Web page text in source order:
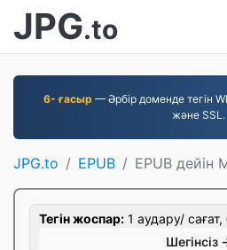
JPG.to
6- ғасыр — Әрбір доменде тегін
және SSL.
JPG.to EPUB EPUB дейін
Тегін жоспар: 1 аудару/ сағат,
Шегінсіз